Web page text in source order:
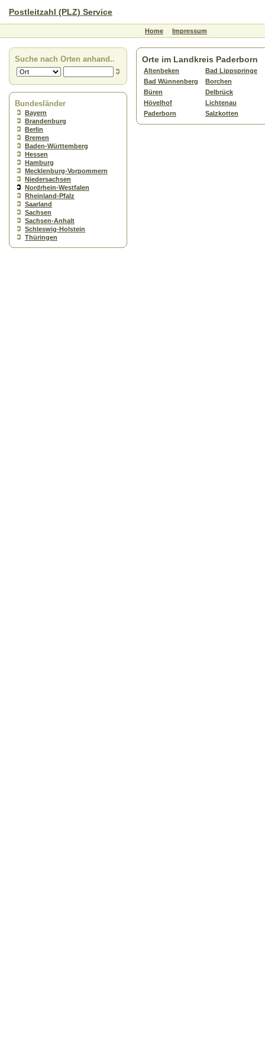
Postleitzahl (PLZ) Service
Home Impressum
Suche nach Orten anhand..
Bundesländer
Bayern
Brandenburg
Berlin
Bremen
Baden-Württemberg
Hessen
Hamburg
Mecklenburg-Vorpommern
Niedersachsen
Nordrhein-Westfalen
Rheinland-Pfalz
Saarland
Sachsen
Sachsen-Anhalt
Schleswig-Holstein
Thüringen
Orte im Landkreis Paderborn
Altenbeken
Bad Lippspringe
Bad Wünnenberg
Borchen
Büren
Delbrück
Hövelhof
Lichtenau
Paderborn
Salzkotten